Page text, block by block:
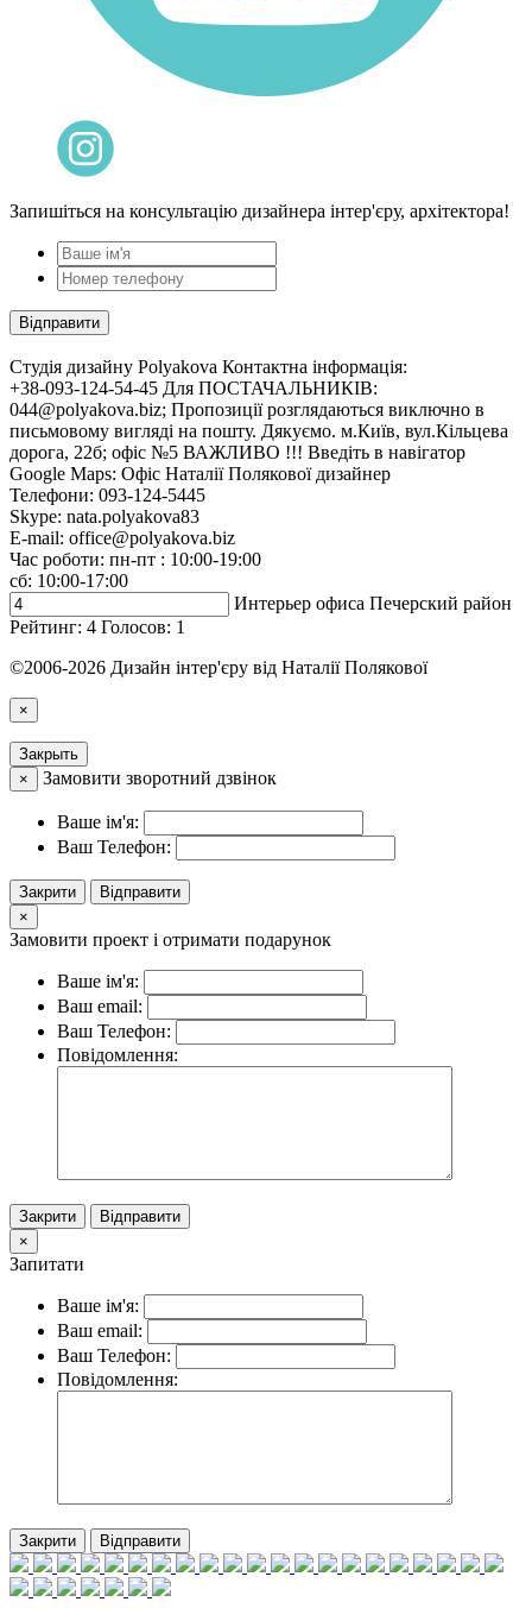
Запишіться на консультацію дизайнера інтер'єру, архітектора!
Cтудія дизайну Polyakova Контактна інформація:
+38-093-124-54-45 Для ПОСТАЧАЛЬНИКІВ:
044@polyakova.biz; Пропозиції розглядаються виключно в
письмовому вигляді на пошту. Дякуємо. м.Київ, вул.Кільцева
дорога, 22б; офіс №5 ВАЖЛИВО !!! Введіть в навігатор
Google Maps: Офіс Наталії Полякової дизайнер
Телефони: 093-124-5445
Skype: nata.polyakova83
E-mail: office@polyakova.biz
Час роботи: пн-пт : 10:00-19:00
сб: 10:00-17:00
Интерьер офиса Печерский район
Рейтинг: 4 Голосов: 1
©2006-2026 Дизайн інтер'єру від Наталії Полякової
×
Закрыть
×
Замовити зворотний дзвінок
Ваше ім'я:
Ваш Телефон:
Закрити
Відправити
×
Замовити проект і отримати подарунок
Ваше ім'я:
Ваш email:
Ваш Телефон:
Повідомлення:
Закрити
Відправити
×
Запитати
Ваше ім'я:
Ваш email:
Ваш Телефон:
Повідомлення:
Закрити Відправити